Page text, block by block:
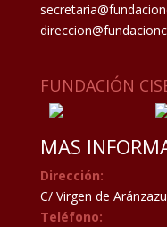
FUNDACIÓN
MAS
Dirección:
C/ Virgen de
Teléfono: